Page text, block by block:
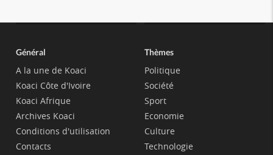
Général
A la une de Koaci
Koaci Côte d'Ivoire
Koaci Afrique
Archives Koaci
Conditions d'utilisation
Contacts
Thèmes
Politique
Société
Sport
Economie
Culture
Technologie